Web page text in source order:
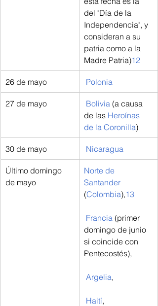
del "Día de la
Independencia", y
consideran a su
patria como a la
Madre Patria)12
26 de mayo Polonia
27 de mayo Bolivia (a causa
de las Heroínas
de la Coronilla)
30 de mayo Nicaragua
Último domingo
de mayo
Norte de
Santander
(Colombia),13
Francia (primer
domingo de junio
si coincide con
Pentecostés),
Argelia,
Haití,